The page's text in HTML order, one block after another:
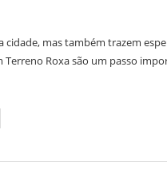
mas também trazem
Roxa são um passo